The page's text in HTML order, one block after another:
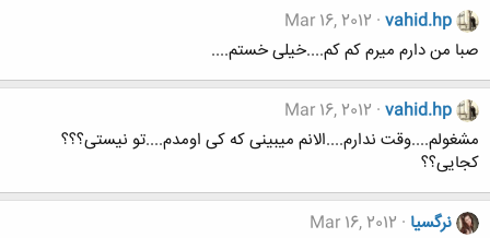
vahid.hp
Mar 16, 2012
صبا من دارم میرم کم کم....خیلی خستم....
vahid.hp
Mar 16, 2012
مشغولم....وقت ندارم....الانم میبینی که کی اومدم....تو نیستی؟؟؟
کجایی؟؟
نرگسیا Mar 16, 2012